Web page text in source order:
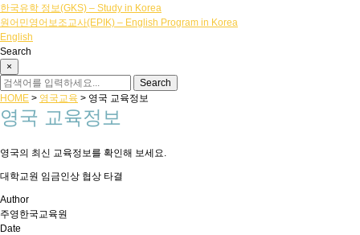
한국유학 정보(GKS) – Study in Korea
원어민영어보조교사(EPIK) – English Program in Korea
English
Search
×
HOME > 영국교육 > 영국 교육정보
영국 교육정보
영국의 최신 교육정보를 확인해 보세요.
대학교원 임금인상 협상 타결
Author
주영한국교육원
Date